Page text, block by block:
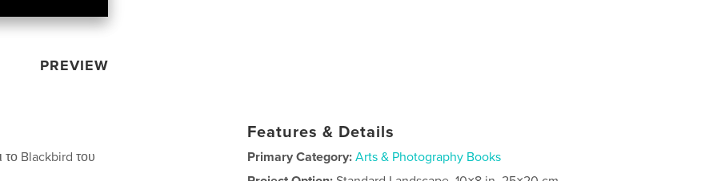
PREVIEW
το Blackbird του
Features & Details
Primary Category: Arts & Photography Books